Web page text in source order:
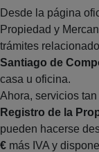
Desde la página
Propiedad y
trámites
Santiago de
casa u oficina.
Ahora, servicios
Registro de la
pueden hacerse
€ más IVA y